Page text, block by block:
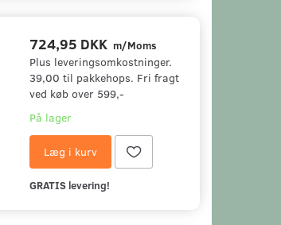
724,95 DKK m/Moms
Plus leveringsomkostninger.
39,00 til pakkehops. Fri fragt
ved køb over 599,-
På lager
Læg i kurv
GRATIS levering!